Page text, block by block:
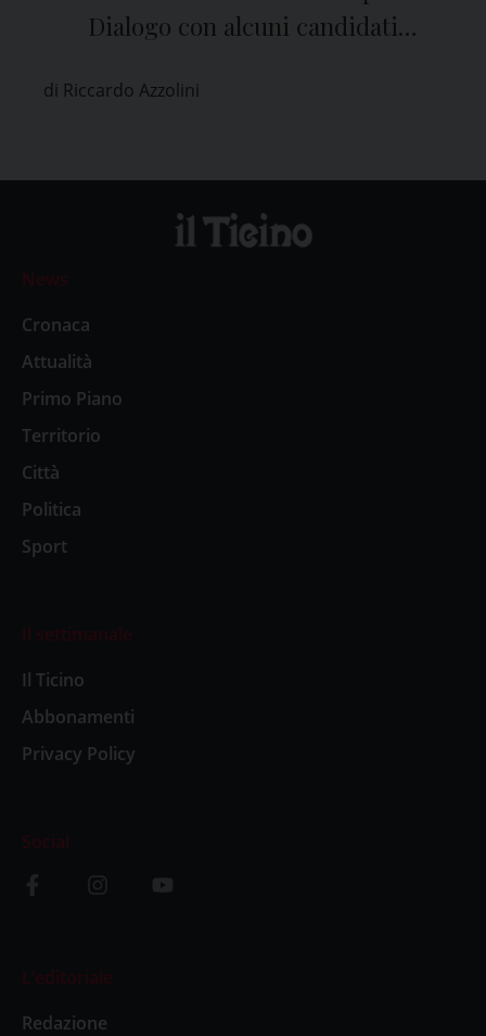
Dialogo con alcuni candidati
di Riccardo Azzolini
News
Cronaca
Attualità
Primo Piano
Territorio
Città
Politica
Sport
Il settimanale
Il Ticino
Abbonamenti
Privacy Policy
Social
L’editoriale
Redazione